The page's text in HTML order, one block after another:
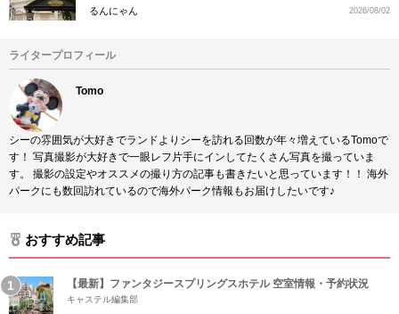
るんにゃん 2026/08/02
ライタープロフィール
Tomo
シーの雰囲気が大好きでランドよりシーを訪れる回数が年々増えているTomoで
す！ 写真撮影が大好きで一眼レフ片手にインしてたくさん写真を撮っていま
す。 撮影の設定やオススメの撮り方の記事も書きたいと思っています！！ 海外
パークにも数回訪れているので海外パーク情報もお届けしたいです♪
おすすめ記事
【最新】ファンタジースプリングスホテル 空室情報・予約状況
キャステル編集部